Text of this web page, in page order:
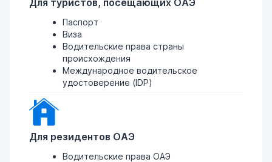
Для туристов, посещающих ОАЭ
Паспорт
Виза
Водительские права страны
происхождения
Международное водительское
удостоверение (IDP)
Для резидентов ОАЭ
Водительские права ОАЭ